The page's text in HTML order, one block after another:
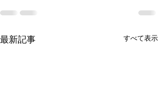
最新記事 すべて表示